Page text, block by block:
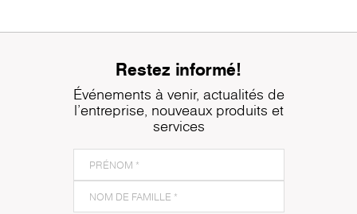
Restez informé!
Événements à venir, actualités de
l'entreprise, nouveaux produits et
services